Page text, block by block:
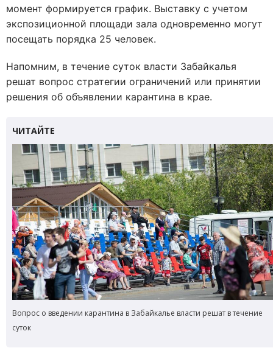
момент формируется график. Выставку с учетом
экспозиционной площади зала одновременно могут
посещать порядка 25 человек.
Напомним, в течение суток власти Забайкалья
решат вопрос стратегии ограничений или принятии
решения об объявлении карантина в крае.
Вопрос о введении карантина в Забайкалье власти решат в течение
суток